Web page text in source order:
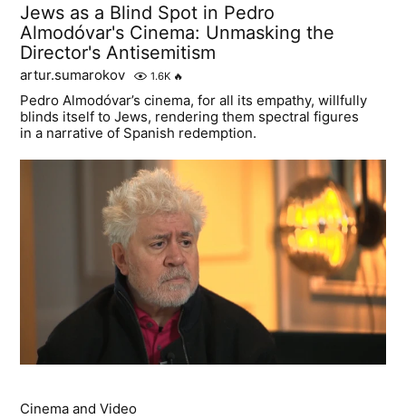
Jews as a Blind Spot in Pedro
Almodóvar's Cinema: Unmasking the
Director's Antisemitism
artur.sumarokov 1.6K 🔥
Pedro Almodóvar’s cinema, for all its empathy, willfully
blinds itself to Jews, rendering them spectral figures
in a narrative of Spanish redemption.
Cinema and Video